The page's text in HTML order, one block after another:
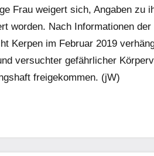
Frau weigert sich, Angaben zu
worden. Nach Informationen
Kerpen im Februar 2019
versuchter gefährlicher
freigekommen. (jW)